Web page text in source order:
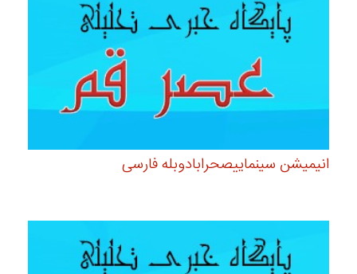
انیمیشن سینماییصحرابادوبله فارسی